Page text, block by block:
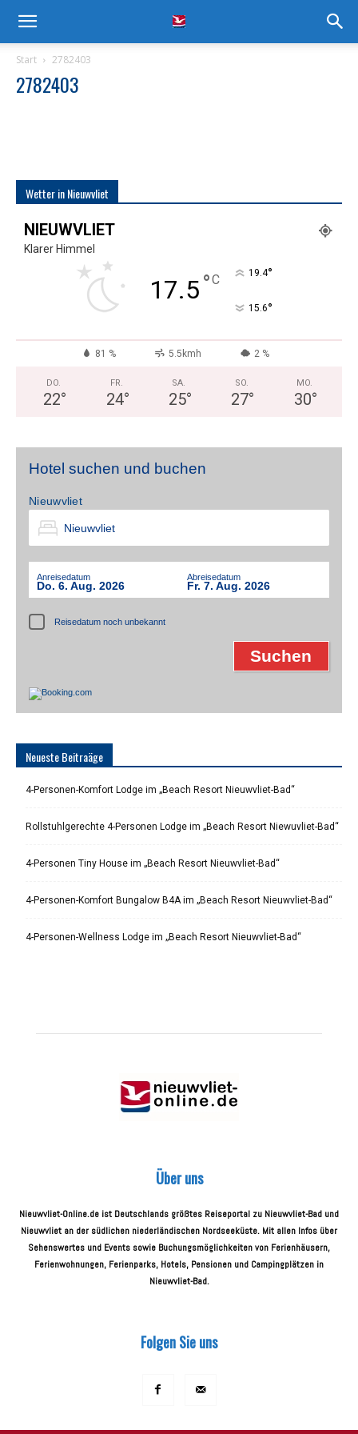
Start 2782403
2782403
Wetter in Nieuwvliet
NIEUWVLIET
Klarer Himmel
17.5°C 19.4°
15.6°
81 % 5.5kmh 2 %
DO.
22°
FR.
24°
SA.
25°
SO.
27°
MO.
30°
Hotel suchen und buchen
Nieuwvliet
Anreisedatum
Do. 6. Aug. 2026
Abreisedatum
Fr. 7. Aug. 2026
Reisedatum noch unbekannt
Neueste Beitraäge
4-Personen-Komfort Lodge im „Beach Resort Nieuwvliet-Bad“
Rollstuhlgerechte 4-Personen Lodge im „Beach Resort Niewuvliet-Bad“
4-Personen Tiny House im „Beach Resort Nieuwvliet-Bad“
4-Personen-Komfort Bungalow B4A im „Beach Resort Nieuwvliet-Bad“
4-Personen-Wellness Lodge im „Beach Resort Nieuwvliet-Bad“
Über uns
Nieuwvliet-Online.de ist Deutschlands größtes Reiseportal zu Nieuwvliet-Bad und
Nieuwvliet an der südlichen niederländischen Nordseeküste. Mit allen Infos über
Sehenswertes und Events sowie Buchungsmöglichkeiten von Ferienhäusern,
Ferienwohnungen, Ferienparks, Hotels, Pensionen und Campingplätzen in
Nieuwvliet-Bad.
Folgen Sie uns